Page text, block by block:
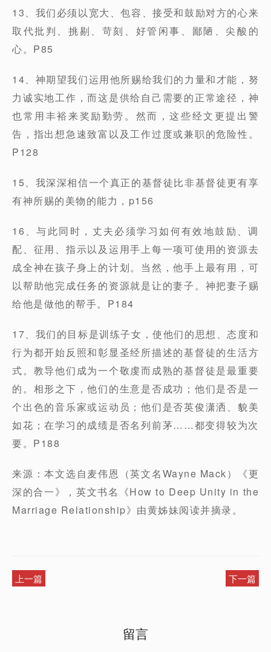
13、我们必须以宽大、包容、接受和鼓励对方的心来
取代批判、挑剔、苛刻、好管闲事、鄙陋、尖酸的
心。P85
14、神期望我们运用他所赐给我们的力量和才能，努
力诚实地工作，而这是供给自己需要的正常途径，神
也常用丰裕来奖励勤劳。然而，这些经文更提出警
告，指出想急速致富以及工作过度或兼职的危险性。
P128
15、我深深相信一个真正的基督徒比非基督徒更有享
有神所赐的美物的能力，p156
16、与此同时，丈夫必须学习如何有效地鼓励、调
配、征用、指示以及运用手上每一项可使用的资源去
成全神在孩子身上的计划。当然，他手上最有用，可
以帮助他完成任务的资源就是让的妻子。神把妻子赐
给他是做他的帮手。P184
17、我们的目标是训练子女，使他们的思想、态度和
行为都开始反照和彰显圣经所描述的基督徒的生活方
式。教导他们成为一个敬虔而成熟的基督徒是最重要
的。相形之下，他们的生意是否成功；他们是否是一
个出色的音乐家或运动员；他们是否英俊潇洒、貌美
如花；在学习的成绩是否名列前茅……都变得较为次
要。P188
来源：本文选自麦伟恩（英文名Wayne Mack）《更
深的合一》，英文书名《How to Deep Unity in the
Marriage Relationship》由黄姊妹阅读并摘录。
上一篇 下一篇
留言